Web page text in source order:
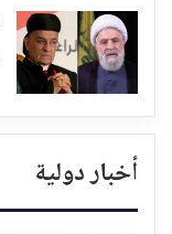
أخبار دولية